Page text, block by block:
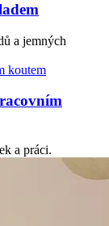
a jemných
a práci.